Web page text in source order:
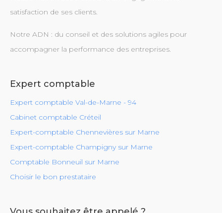
satisfaction de ses clients.
Notre ADN : du conseil et des solutions agiles pour
accompagner la performance des entreprises.
Expert comptable
Expert comptable Val-de-Marne - 94
Cabinet comptable Créteil
Expert-comptable Chennevières sur Marne
Expert-comptable Champigny sur Marne
Comptable Bonneuil sur Marne
Choisir le bon prestataire